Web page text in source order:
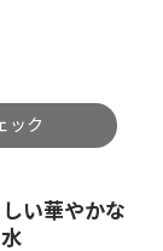
ック
い華やかな